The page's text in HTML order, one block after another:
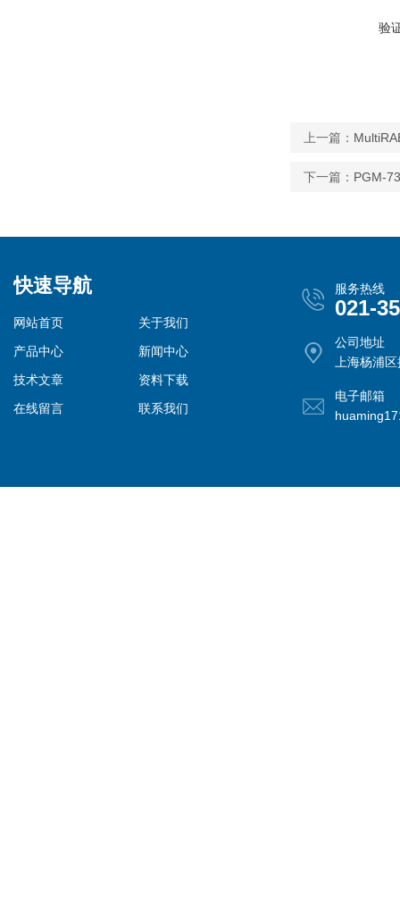
验
上一篇：
下一篇： PGM-
快速导航
网站首页
关于我们
产品中心
新闻中心
技术文章
资料下载
在线留言
联系我们
服务热线
021-
公司地址
上海杨浦
电子邮箱